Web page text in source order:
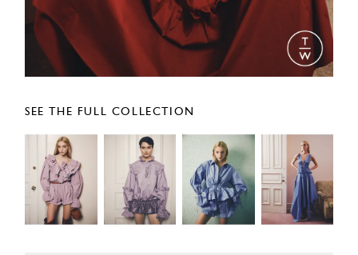
SEE THE FULL COLLECTION